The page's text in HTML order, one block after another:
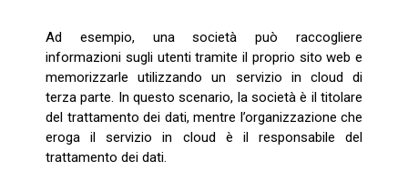
Ad esempio, una società può raccogliere
informazioni sugli utenti tramite il proprio sito web e
memorizzarle utilizzando un servizio in cloud di
terza parte. In questo scenario, la società è il titolare
del trattamento dei dati, mentre l’organizzazione che
eroga il servizio in cloud è il responsabile del
trattamento dei dati.